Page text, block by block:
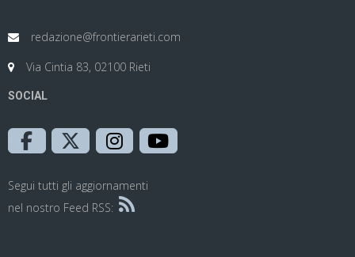
redazione@frontierarieti.com
Via Cintia 83, 02100 Rieti
SOCIAL
Segui tutti gli aggiornamenti
nel nostro Feed RSS: